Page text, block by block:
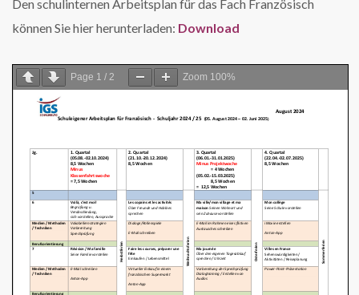
Den schulinternen Arbeitsplan für das Fach Französisch
können Sie hier herunterladen: Download
Page 1 / 2 Zoom 100%